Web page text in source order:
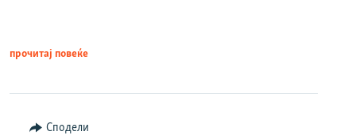
прочитај повеќе
Сподели